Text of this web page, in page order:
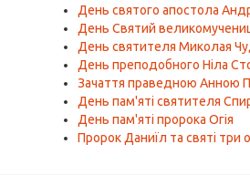
День святого апостола
День Святий
День святителя Миколая
День преподобного Ніла
Зачаття праведною Анною
День пам'яті святителя
День пам'яті пророка Огія
Пророк Даниїл та святі три